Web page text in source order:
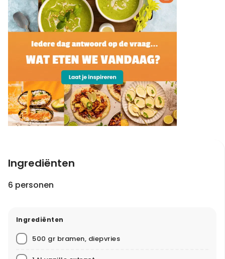
Ingrediënten
6 personen
Ingrediënten
500 gr bramen, diepvries